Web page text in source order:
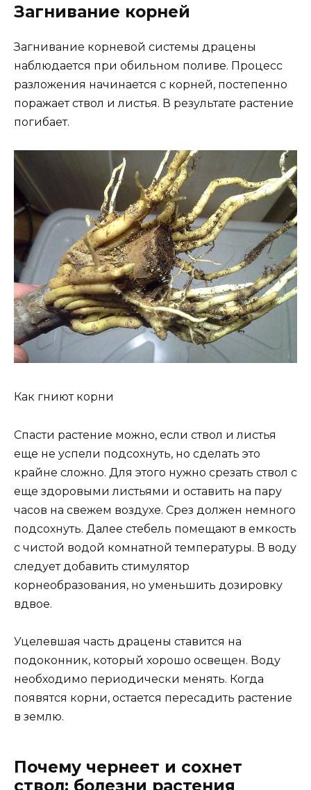
Загнивание корней
Загнивание корневой системы драцены
наблюдается при обильном поливе. Процесс
разложения начинается с корней, постепенно
поражает ствол и листья. В результате растение
погибает.
Как гниют корни
Спасти растение можно, если ствол и листья
еще не успели подсохнуть, но сделать это
крайне сложно. Для этого нужно срезать ствол с
еще здоровыми листьями и оставить на пару
часов на свежем воздухе. Срез должен немного
подсохнуть. Далее стебель помещают в емкость
с чистой водой комнатной температуры. В воду
следует добавить стимулятор
корнеобразования, но уменьшить дозировку
вдвое.
Уцелевшая часть драцены ставится на
подоконник, который хорошо освещен. Воду
необходимо периодически менять. Когда
появятся корни, остается пересадить растение
в землю.
Почему чернеет и сохнет
ствол: болезни растения